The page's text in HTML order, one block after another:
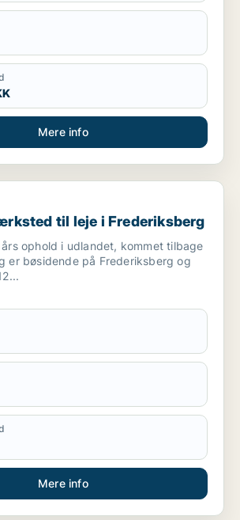
Mere info
til leje i Frederiksberg
til leje i Frederiksberg
ophold i udlandet, kommet tilbage
er bøsidende på Frederiksberg og
Mere info